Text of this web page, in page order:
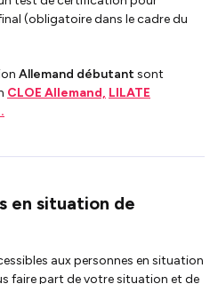
(obligatoire dans le cadre du
Allemand débutant sont
CLOE Allemand, LILATE
en situation de
aux personnes en situation
faire part de votre situation et de